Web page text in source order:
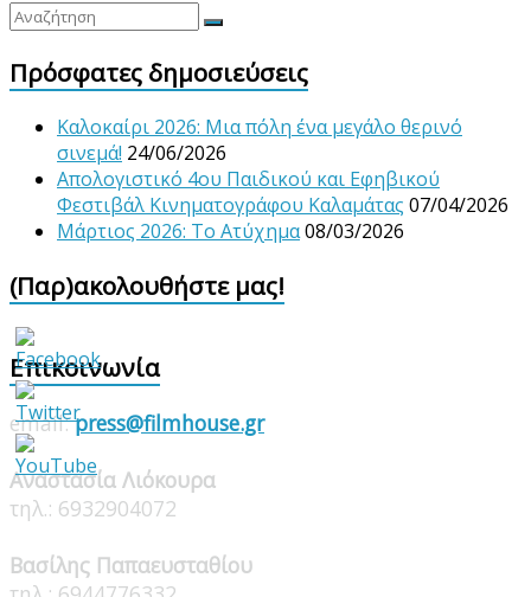
Πρόσφατες δημοσιεύσεις
Καλοκαίρι 2026: Μια πόλη ένα μεγάλο θερινό
σινεμά! 24/06/2026
Απολογιστικό 4ου Παιδικού και Εφηβικού
Φεστιβάλ Κινηματογράφου Καλαμάτας 07/04/2026
Μάρτιος 2026: Το Ατύχημα08/03/2026
(Παρ)ακολουθήστε μας!
Επικοινωνία
email:press@filmhouse.gr
Αναστασία Λιόκουρα
τηλ.: 6932904072
Βασίλης Παπαευσταθίου